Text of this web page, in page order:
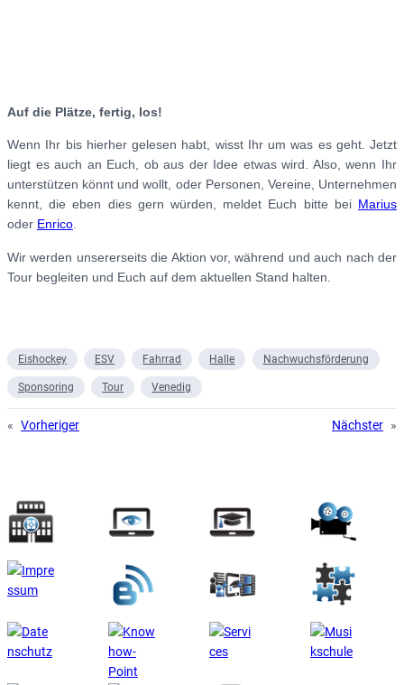
Auf die Plätze, fertig, los!
Wenn Ihr bis hierher gelesen habt, wisst Ihr um was es geht. Jetzt
liegt es auch an Euch, ob aus der Idee etwas wird. Also, wenn Ihr
unterstützen könnt und wollt, oder Personen, Vereine, Unternehmen
kennt, die eben dies gern würden, meldet Euch bitte bei Marius
oder Enrico.
Wir werden unsererseits die Aktion vor, während und auch nach der
Tour begleiten und Euch auf dem aktuellen Stand halten.
Eishockey ESV Fahrrad Halle Nachwuchsförderung
Sponsoring Tour Venedig
« Vorheriger Nächster »